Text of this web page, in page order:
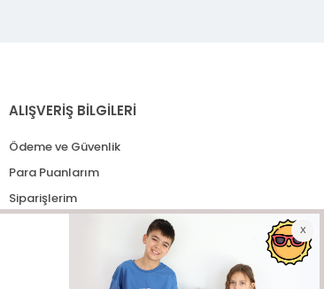
ALIŞVERİŞ BİLGİLERİ
Ödeme ve Güvenlik
Para Puanlarım
Siparişlerim